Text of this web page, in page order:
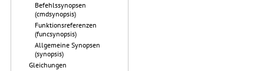
Befehlssynopsen
(cmdsynopsis)
Funktionsreferenzen
(funcsynopsis)
Allgemeine Synopsen
(synopsis)
Gleichungen